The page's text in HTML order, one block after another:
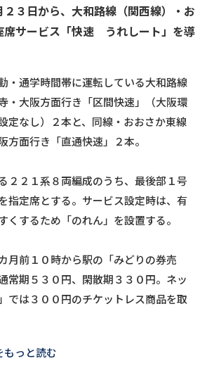
２３日から、大和路線（関西線）・お
席サービス「快速 うれしート」を導
・通学時間帯に運転している大和路線
・大阪方面行き「区間快速」（大阪環
定なし）２本と、同線・おおさか東線
面行き「直通快速」２本。
２２１系８両編成のうち、最後部１号
指定席とする。サービス設定時は、有
くするため「のれん」を設置する。
月前１０時から駅の「みどりの券売
常期５３０円、閑散期３３０円。ネッ
では３００円のチケットレス商品を取
っと読む